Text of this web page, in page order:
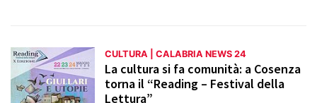
CULTURA | CALABRIA NEWS 24
La cultura si fa comunità: a Cosenza
torna il “Reading – Festival della
Lettura”